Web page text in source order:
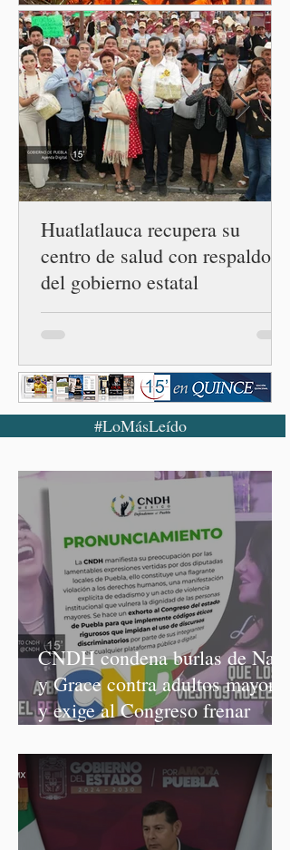
luego del incremento de
casos registrado en Estados
Unidos. Durante la
conferencia matutina en
Palacio Nacional, el
funcionario informó que en
el país únicamente se han
confirmado 33 casos de esta
enferme
Huatlatlauca recupera su
centro de salud con respaldo
del gobierno estatal
#LoMásLeído
CNDH condena burlas de Nay
y Grace contra adultos mayores
y exige al Congreso frenar